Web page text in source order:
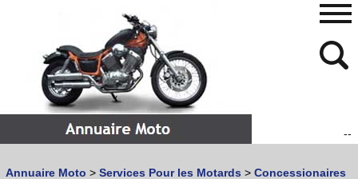
--
480
768
Annuaire Moto > Services Pour les Motards > Concessionaires